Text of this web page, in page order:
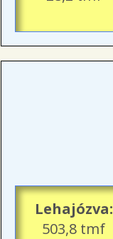
Lehajózva:
503,8 tmf